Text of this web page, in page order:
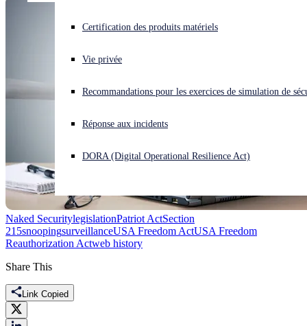
Vous subissez une cyberattaque ? Obtenez une aide immédiate.
Open search
Français Open language switcher
Certification des produits matériels
Vie privée
Recommandations pour les exercices de simulation de
Réponse aux incidents
DORA (Digital Operational Resilience Act)
Naked SecuritylegislationPatriot ActSection
215snoopingsurveillanceUSA Freedom ActUSA Freedom
Reauthorization Actweb history
Share This
Link Copied